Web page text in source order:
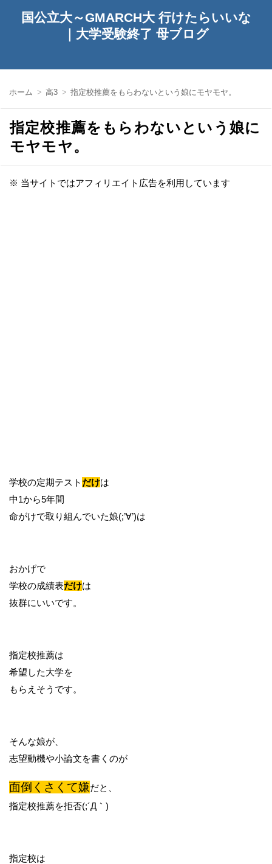
国公立大～GMARCH大 行けたらいいな
｜大学受験終了 母ブログ
ホーム 高3 指定校推薦をもらわないという娘にモヤモヤ。
指定校推薦をもらわないという娘に
モヤモヤ。
※ 当サイトではアフィリエイト広告を利用しています
学校の定期テスト だけは
中1から5年間
命がけで取り組んでいた娘(;’∀’)は
おかげで
学校の成績表だけは
抜群にいいです。
指定校推薦は
希望した大学を
もらえそうです。
そんな娘が、
志望動機や小論文を書くのが
面倒くさくて嫌だと、
指定校推薦を拒否(;´Д｀)
指定校は